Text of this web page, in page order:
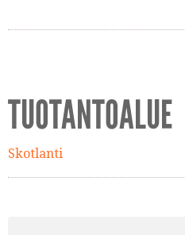
TUOTANTOALUE
Skotlanti